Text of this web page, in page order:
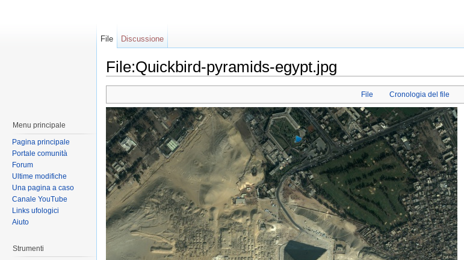
File:Quickbird-pyramids-egypt.jpg
File Cronologia del file
File Discussione
Menu principale
Pagina principale
Portale comunità
Forum
Ultime modifiche
Una pagina a caso
Canale YouTube
Links ufologici
Aiuto
Strumenti